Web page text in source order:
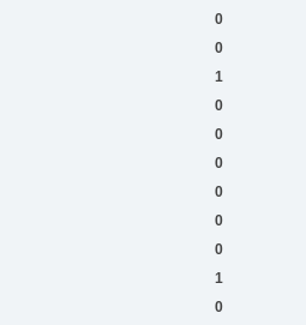
0
0
1
0
0
0
0
0
0
1
0